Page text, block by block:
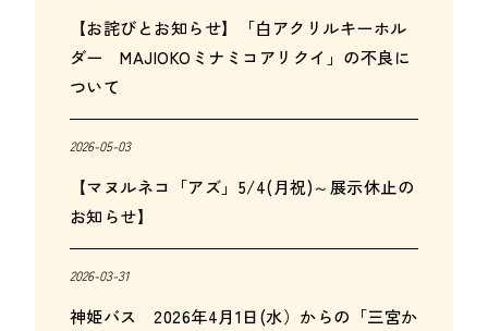
【お詫びとお知らせ】「白アクリルキーホル
ダー MAJIOKOミナミコアリクイ」の不良に
ついて
2026-05-03
【マヌルネコ「アズ」5/4(月祝)～展示休止の
お知らせ】
2026-03-31
神姫バス 2026年4月1日(水）からの「三宮か